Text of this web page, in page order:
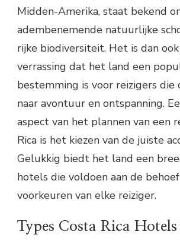
Midden-Amerika, staat bekend
adembenemende natuurlijke
rijke biodiversiteit. Het is dan
verrassing dat het land een
bestemming is voor reizigers die
naar avontuur en ontspanning.
aspect van het plannen van een
Rica is het kiezen van de juiste
Gelukkig biedt het land een
hotels die voldoen aan de
voorkeuren van elke reiziger.
Types Costa Rica Hotels